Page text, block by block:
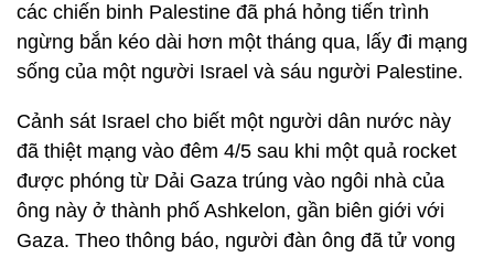
các chiến binh Palestine đã phá hỏng tiến trình
ngừng bắn kéo dài hơn một tháng qua, lấy đi mạng
sống của một người Israel và sáu người Palestine.
Cảnh sát Israel cho biết một người dân nước này
đã thiệt mạng vào đêm 4/5 sau khi một quả rocket
được phóng từ Dải Gaza trúng vào ngôi nhà của
ông này ở thành phố Ashkelon, gần biên giới với
Gaza. Theo thông báo, người đàn ông đã tử vong